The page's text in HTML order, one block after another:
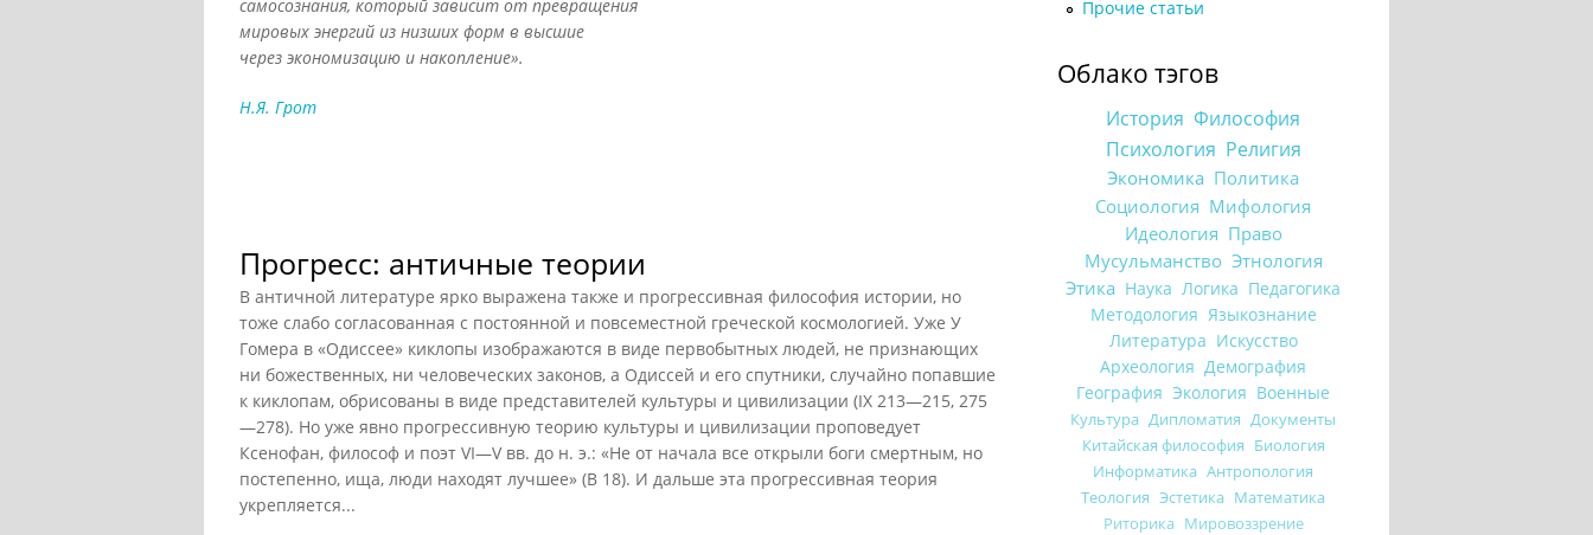
самосознания, который зависит от превращения
мировых энергий из низших форм в высшие
через экономизацию и накопление».
Н.Я. Грот
Прогресс: античные теории
В античной литературе ярко выражена также и прогрессивная философия истории, но
тоже слабо согласованная с постоянной и повсеместной греческой космологией. Уже У
Гомера в «Одиссее» киклопы изображаются в виде первобытных людей, не признающих
ни божественных, ни человеческих законов, а Одиссей и его спутники, случайно попавшие
к киклопам, обрисованы в виде представителей культуры и цивилизации (IX 213—215, 275
—278). Но уже явно прогрессивную теорию культуры и цивилизации проповедует
Ксенофан, философ и поэт VI—V вв. до н. э.: «Не от начала все открыли боги смертным, но
постепенно, ища, люди находят лучшее» (В 18). И дальше эта прогрессивная теория
укрепляется...
Прочие статьи
Облако тэгов
История Философия
Психология Религия
Экономика Политика
Социология Мифология
Идеология Право
Мусульманство Этнология
Этика Наука Логика Педагогика
Методология Языкознание
Литература Искусство
Археология Демография
География Экология Военные
Культура Дипломатия Документы
Китайская философия Биология
Информатика Антропология
Теология Эстетика Математика
Риторика Мировоззрение